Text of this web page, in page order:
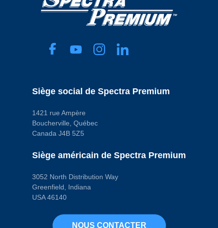
Siège social de Spectra Premium
1421 rue Ampère
Boucherville, Québec
Canada J4B 5Z5
Siège américain de Spectra Premium
3052 North Distribution Way
Greenfield, Indiana
USA 46140
NOUS CONTACTER